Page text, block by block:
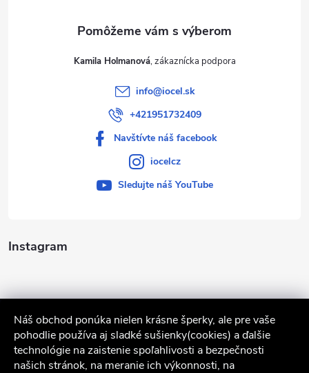
Náš obchod ponúka nielen krásne šperky, ale pre vaše
pohodlie používa aj sladké sušienky(cookies) a ďalšie
technológie na zaistenie spoľahlivosti a bezpečnosti
našich stránok, na meranie ich výkonnosti, na
Instagram
Kamila Holmanová
info@iocel.sk
+421951732409
Navštívte náš facebook
iocelcz
Sledujte náš YouTube